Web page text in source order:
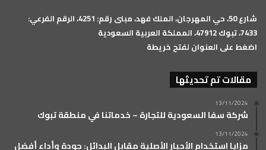
شارع 50، حي المهرجان، الملك فهد، مبنى رقم: 4251، الرقم الفرعي:
7433، تبوك 47912، المملكة العربية السعودية
اضغط على العنوان لفتح خريطة
مقالات تم تحديثها
13/11/2024
شركة سفا السعودية للتجارة – خدماتنا في منطقة تبوك
13/11/2024
مزايا استخدام الأحبار الأصلية مقابل البدائل: جودة وأداء أفضل